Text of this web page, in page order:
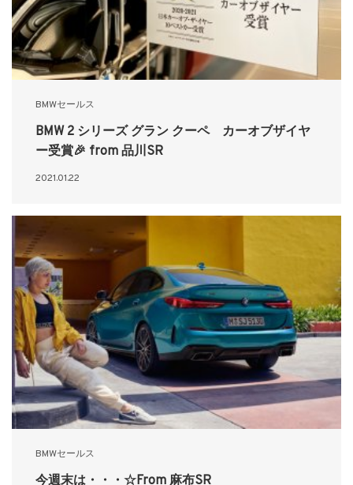
BMWセールス
BMW 2 シリーズ グラン クーペ カーオブザイヤ
ー受賞🎉 from 品川SR
2021.01.22
BMWセールス
今週末は・・・☆From 麻布SR